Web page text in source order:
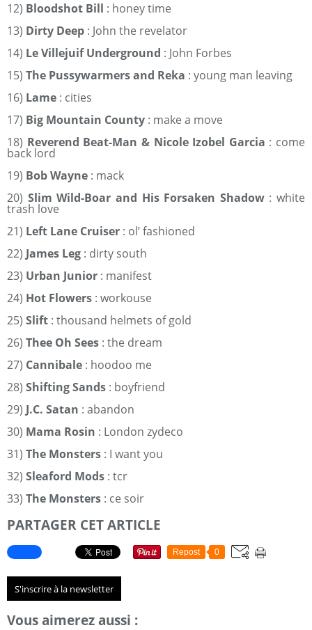
12) Bloodshot Bill : honey time
13) Dirty Deep : John the revelator
14) Le Villejuif Underground : John Forbes
15) The Pussywarmers and Reka : young man leaving
16) Lame : cities
17) Big Mountain County : make a move
18) Reverend Beat-Man & Nicole Izobel Garcia : come
back lord
19) Bob Wayne : mack
20) Slim Wild-Boar and His Forsaken Shadow: white
trash love
21) Left Lane Cruiser : ol’ fashioned
22) James Leg : dirty south
23) Urban Junior : manifest
24) Hot Flowers : workouse
25) Slift : thousand helmets of gold
26) Thee Oh Sees : the dream
27) Cannibale : hoodoo me
28) Shifting Sands : boyfriend
29) J.C. Satan : abandon
30) Mama Rosin : London zydeco
31) The Monsters : I want you
32) Sleaford Mods : tcr
33) The Monsters : ce soir
PARTAGER CET ARTICLE
Repost 0
S'inscrire à la newsletter
Vous aimerez aussi :